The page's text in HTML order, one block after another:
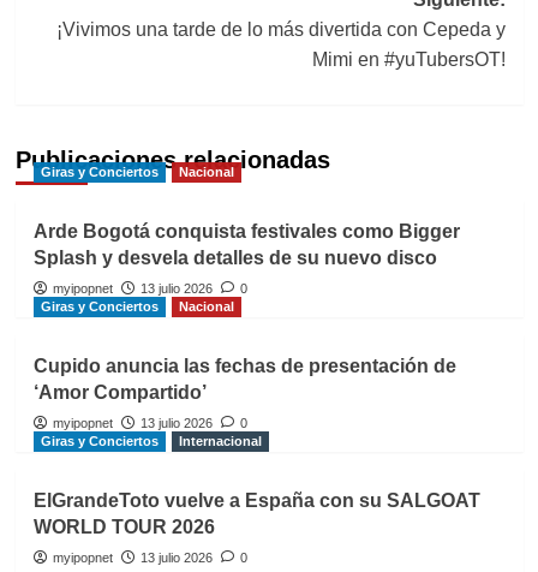
¡Vivimos una tarde de lo más divertida con Cepeda y
Mimi en #yuTubersOT!
Publicaciones relacionadas
Giras y Conciertos Nacional
Arde Bogotá conquista festivales como Bigger
Splash y desvela detalles de su nuevo disco
myipopnet 13 julio 2026
0
Giras y Conciertos
Nacional
Cupido anuncia las fechas de presentación de
‘Amor Compartido’
myipopnet 13 julio 2026
0
Giras y Conciertos
Internacional
ElGrandeToto vuelve a España con su SALGOAT
WORLD TOUR 2026
myipopnet 13 julio 2026 0